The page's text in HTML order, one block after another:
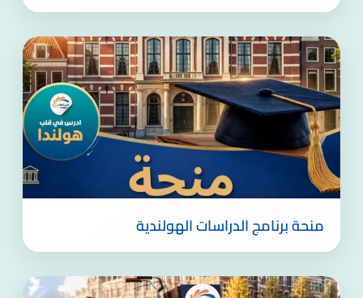
منحة برنامج الدراسات الهولندية